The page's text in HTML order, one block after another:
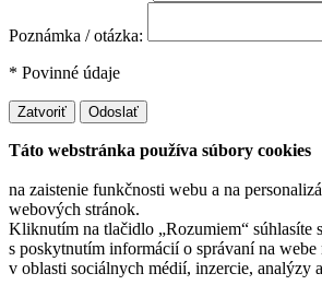
Poznámka / otázka:
* Povinné údaje
Zatvoriť Odoslať
Táto webstránka používa súbory cookies
na zaistenie funkčnosti webu a na
webových stránok.
Kliknutím na tlačidlo „Rozumiem“ súhlasíte
s poskytnutím informácií o správaní na webe
v oblasti sociálnych médií, inzercie, analýzy